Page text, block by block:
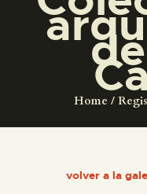
Home
EL MUSEO
volver a la